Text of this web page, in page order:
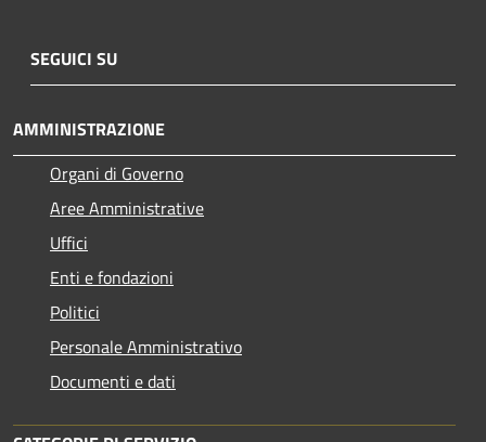
SEGUICI SU
AMMINISTRAZIONE
Organi di Governo
Aree Amministrative
Uffici
Enti e fondazioni
Politici
Personale Amministrativo
Documenti e dati